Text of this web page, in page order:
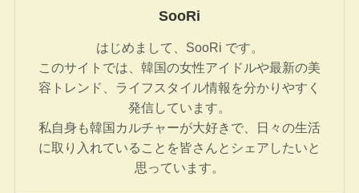
SooRi
はじめまして、SooRi です。
このサイトでは、韓国の女性アイドルや最新の美
容トレンド、ライフスタイル情報を分かりやすく
発信しています。
私自身も韓国カルチャーが大好きで、日々の生活
に取り入れていることを皆さんとシェアしたいと
思っています。